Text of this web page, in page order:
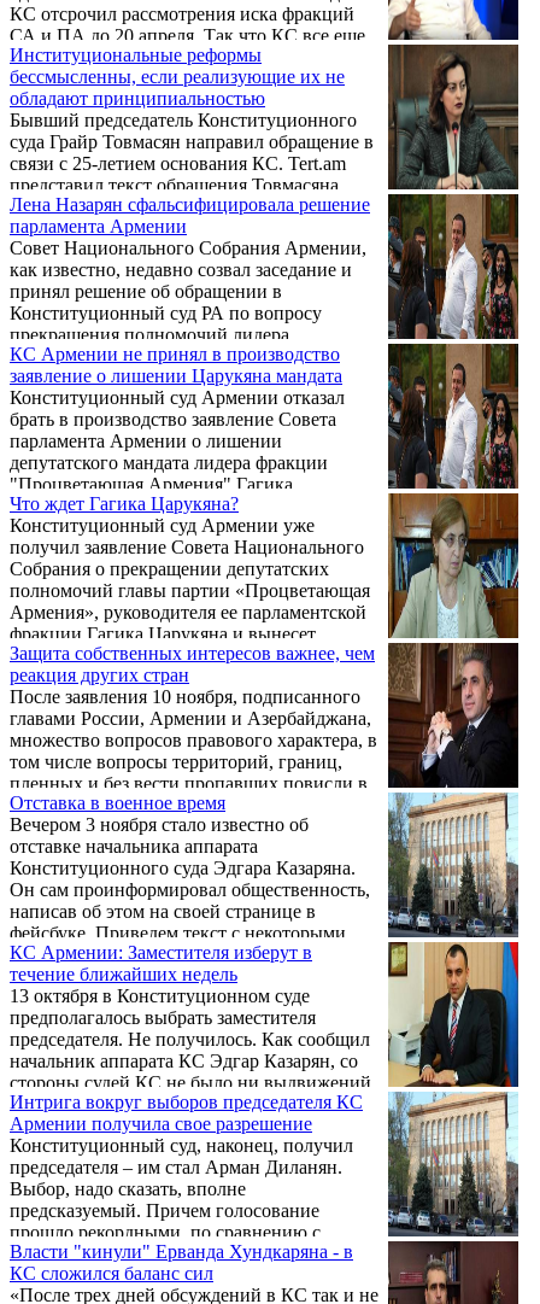
КС отсрочил рассмотрения иска фракций
СА и ПА до 20 апреля. Так что КС все еще
имеет возможность сохранить лицо и
доказать, что не является придатком
действующей власти. Впрочем, надеяться на
что-то путное от "революционного" КС
особо не приходится…
Институциональные реформы
бессмысленны, если реализующие их не
обладают принципиальностью
Бывший председатель Конституционного
суда Грайр Товмасян направил обращение в
связи с 25-летием основания КС. Tert.am
представил текст обращения Товмасяна.
Лена Назарян сфальсифицировала решение
парламента Армении
Совет Национального Собрания Армении,
как известно, недавно созвал заседание и
принял решение об обращении в
Конституционный суд РА по вопросу
прекращения полномочий лидера
парламентской фракции партии
"Процветающая Армения" Гагика
Царукяна. Об этом написал на своей
странице в Facebook член Совета партии
"Родина" Арсен Бабаян. Он, в частности,
отметил:
КС Армении не принял в производство
заявление о лишении Царукяна мандата
Конституционный суд Армении отказал
брать в производство заявление Совета
парламента Армении о лишении
депутатского мандата лидера фракции
"Процветающая Армения" Гагика
Царукяна. Об этом сообщила пресс-
секретарь Конституционного суда Ева
Товмасян на своей странице в Facebook.
Что ждет Гагика Царукяна?
Конституционный суд Армении уже
получил заявление Совета Национального
Собрания о прекращении депутатских
полномочий главы партии «Процветающая
Армения», руководителя ее парламентской
фракции Гагика Царукяна и вынесет
решение в течение 30 дней. Об этом пишет
газета «Жоховурд».
Защита собственных интересов важнее, чем
реакция других стран
После заявления 10 ноября, подписанного
главами России, Армении и Азербайджана,
множество вопросов правового характера, в
том числе вопросы территорий, границ,
пленных и без вести пропавших повисли в
воздухе. Так, после прекращения огня
целый ряд карабахских населенных
пунктов (более 180) по условиям
подписанного заявления передается
Азербайджану. На фоне молчания
армянских властей сдаются и те села, о
которых изначально и речи не было.
Оставившие родные дома люди оказались
буквально на дорогах.
Отставка в военное время
Вечером 3 ноября стало известно об
отставке начальника аппарата
Конституционного суда Эдгара Казаряна.
Он сам проинформировал общественность,
написав об этом на своей странице в
фейсбуке. Приведем текст с некоторыми
сокращениями:
КС Армении: Заместителя изберут в
течение ближайших недель
13 октября в Конституционном суде
предполагалось выбрать заместителя
председателя. Не получилось. Как сообщил
начальник аппарата КС Эдгар Казарян, со
стороны судей КС не было ни выдвижений
кандидатов, ни самовыдвижений. Таким
образом, выборы в этот день провалились,
не успев начаться.
Интрига вокруг выборов председателя КС
Армении получила свое разрешение
Конституционный суд, наконец, получил
председателя – им стал Арман Диланян.
Выбор, надо сказать, вполне
предсказуемый. Причем голосование
прошло рекордными, по сравнению с
прошлыми заседаниями, темпами. Не
прошло и 5 часов, как имя было названо, в
отличие от предыдущего голосования с
Власти "кинули" Ерванда Хундкаряна - в
КС сложился баланс сил
«После трех дней обсуждений в КС так и не